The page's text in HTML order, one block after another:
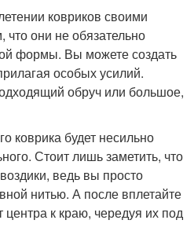
ковриков своими
что они не обязательно
формы. Вы можете создать
особых усилий.
обруч или большое,
коврика будет несильно
Стоит лишь заметить, что
ведь вы просто
нитью. А после вплетайте
центра к краю, чередуя их под